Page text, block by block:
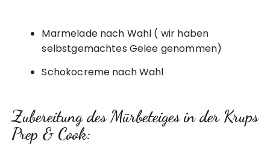
Marmelade nach Wahl ( wir haben
selbstgemachtes Gelee genommen)
Schokocreme nach Wahl
Zubereitung des Mürbeteiges in der Krups
Prep & Cook: